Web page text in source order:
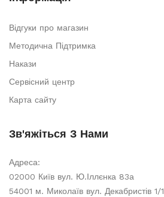
Відгуки про магазин
Методична Підтримка
Накази
Сервісний центр
Карта сайту
Зв'яжіться З Нами
Адреса:
02000 Київ вул. Ю.Іллєнка 83а
54001 м. Миколаїв вул. Декабристів 1/1